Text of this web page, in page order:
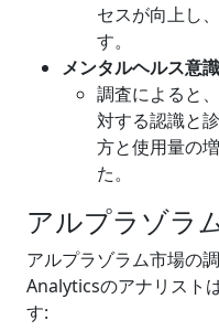
セスが向上し
す。
メンタルヘルス意
調査によると
対する認識と
方と使用量の
た。
アルプラゾラ
アルプラゾラム市場の
Analyticsのアナリスト
す: